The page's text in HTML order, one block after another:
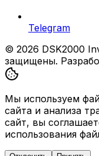
Telegram
© 2026 DSK2000
защищены.
Мы используем
сайта и анализа
сайт, вы
использования